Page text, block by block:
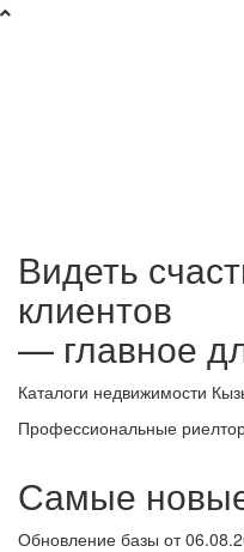
Брокер
Плюс
компания
Видеть
клиентов
— главное
Каталоги недвижимости
Профессиональные
Самые
Обновление базы от